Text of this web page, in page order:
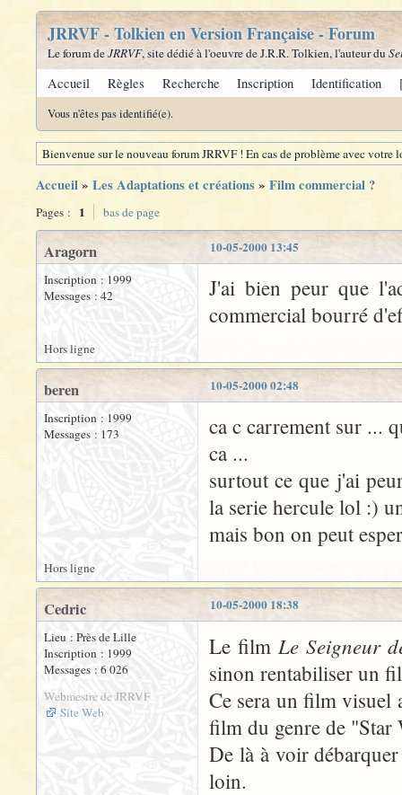
JRRVF - Tolkien en Version Française - Forum
Le forum deJRRVF, site dédié à l'oeuvre de J.R.R. Tolkien, l'auteur du
Accueil Règles Recherche Inscription Identification
Vous n'êtes pas identifié(e).
Bienvenue sur le nouveau forum JRRVF ! En cas de problème avec
Accueil» Les Adaptations et créations» Film commercial ?
Pages : 1 bas de page
10-05-2000 13:45
Aragorn
Inscription : 1999
Messages : 42
J'ai bien peur que
commercial bourré
Hors ligne
10-05-2000 02:48
beren
Inscription : 1999
Messages : 173
ca c carrement sur ...
ca ...
surtout ce que j'ai
la serie hercule lol :)
mais bon on peut
Hors ligne
10-05-2000 18:38
Cedric
Lieu : Près de Lille
Inscription : 1999
Messages : 6 026
Webmestre de JRRVF
Site Web
Le film Le Seigneur
sinon rentabiliser un
Ce sera un film visuel
film du genre de "Star
De là à voir
loin.